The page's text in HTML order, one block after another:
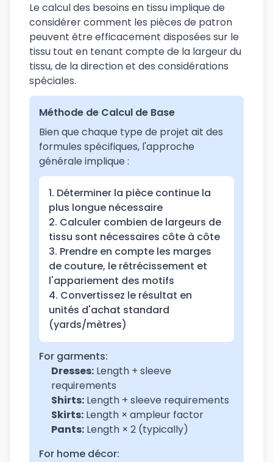
Le calcul des besoins en tissu implique de
considérer comment les pièces de patron
peuvent être efficacement disposées sur le
tissu tout en tenant compte de la largeur du
tissu, de la direction et des considérations
spéciales.
Méthode de Calcul de Base
Bien que chaque type de projet ait des
formules spécifiques, l'approche
générale implique :
1. Déterminer la pièce continue la
plus longue nécessaire
2. Calculer combien de largeurs de
tissu sont nécessaires côte à côte
3. Prendre en compte les marges
de couture, le rétrécissement et
l'appariement des motifs
4. Convertissez le résultat en
unités d'achat standard
(yards/mètres)
For garments:
Dresses: Length + sleeve
requirements
Shirts: Length + sleeve requirements
Skirts: Length × ampleur factor
Pants: Length × 2 (typically)
For home décor: